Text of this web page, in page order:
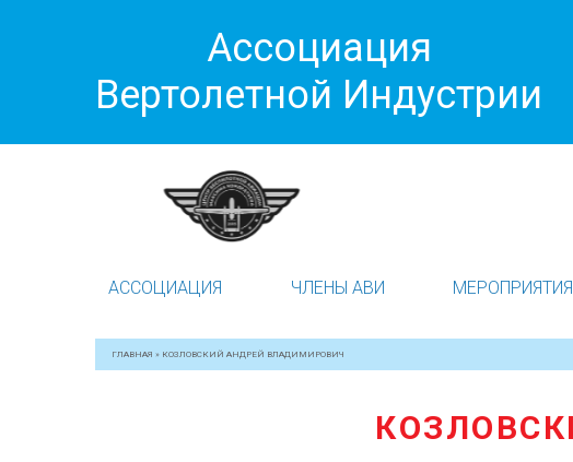
Ассоциация
Вертолетной Индустрии
АССОЦИАЦИЯ ЧЛЕНЫ АВИ МЕРОПРИЯТИЯ
ГЛАВНАЯ » КОЗЛОВСКИЙ АНДРЕЙ ВЛАДИМИРОВИЧ